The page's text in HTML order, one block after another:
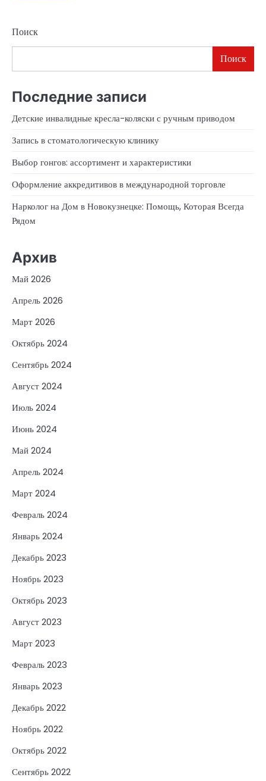
Поиск
Поиск
Последние записи
Детские инвалидные кресла-коляски с ручным приводом
Запись в стоматологическую клинику
Выбор гонгов: ассортимент и характеристики
Оформление аккредитивов в международной торговле
Нарколог на Дом в Новокузнецке: Помощь, Которая Всегда
Рядом
Архив
Май 2026
Апрель 2026
Март 2026
Октябрь 2024
Сентябрь 2024
Август 2024
Июль 2024
Июнь 2024
Май 2024
Апрель 2024
Март 2024
Февраль 2024
Январь 2024
Декабрь 2023
Ноябрь 2023
Октябрь 2023
Август 2023
Март 2023
Февраль 2023
Январь 2023
Декабрь 2022
Ноябрь 2022
Октябрь 2022
Сентябрь 2022